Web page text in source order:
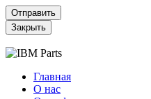
Отправить
Закрыть
Главная
О нас